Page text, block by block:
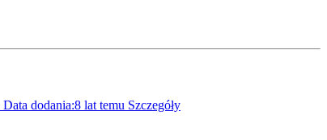
Data dodania:8 lat temu Szczegóły